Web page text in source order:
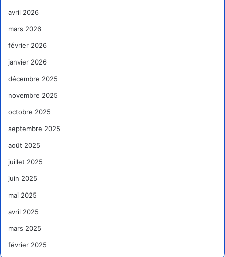
avril 2026
mars 2026
février 2026
janvier 2026
décembre 2025
novembre 2025
octobre 2025
septembre 2025
août 2025
juillet 2025
juin 2025
mai 2025
avril 2025
mars 2025
février 2025